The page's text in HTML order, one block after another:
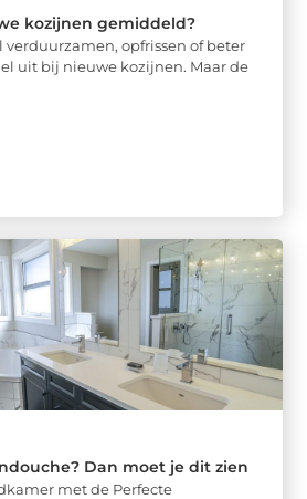
kozijnen gemiddeld?
opfrissen of beter
uit bij nieuwe kozijnen. Maar de
Dan moet je dit zien
met de Perfecte